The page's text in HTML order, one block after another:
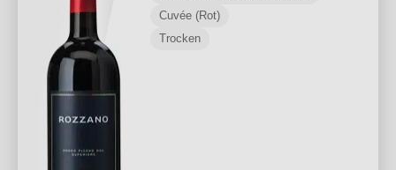
Cuvée (Rot)
Trocken